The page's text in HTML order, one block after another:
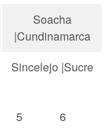
Soacha
|Cundinamarca
Sincelejo |Sucre
Página
5 Página
6